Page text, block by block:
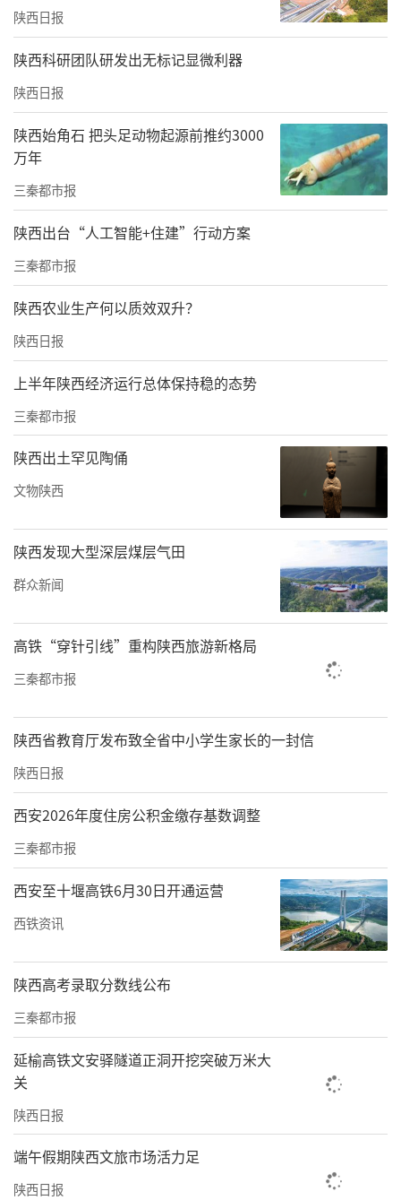
一个优势学科，实现从“输血”到“造血”的
根本性转变，最终为镇巴锻造一支“带不
走”的高水平医疗人才队伍，以实际行动践行
人民军医为人民的根本宗旨。
张文春代表镇巴县委、县政府及全县人民，对
西京医院长期以来的深切关怀与倾力支持表示
衷心感谢。他谈到，今年以来，西京医院已连
续派出两批巡回医疗队深入镇巴，开展学术讲
座、义诊查房等系列活动，让山区群众足不出
县便能享受到国内顶尖的诊疗服务，真切感受
到了党的温暖与军队的深情。镇巴地处大巴山
腹地，山高路远，群众就医殊为不易。此次在
省卫健委与西京医院的鼎力支持下，双方正式
确立对口帮扶关系，这为破解当地群众“看病
难”问题带来了历史性机遇。镇巴县必将倍加
珍惜这一宝贵平台，全力做好服务保障，让西
京医院的专家智慧与技术优势在镇巴得到最大
程度的释放。同时，将积极选派本土业务骨干
赴西京医院进修学习，务求将先进的医疗技术
与管理理念“引回来、扎下根”，真正造福镇
巴人民。
县卫健局负责人在交流中表示，镇巴县各级医
疗机构必须牢牢把握这一重大机遇，充分依托
西京医院作为军队顶级三甲医院的资源优势，
着力在人员培训、技术带教、学科建设等方面
深化合作。要确保在对口帮扶期内，实现县域
医疗技术水平的显著提升与医疗安全体系的坚
实保障，全方位满足人民群众日益增长的健康
需求，为守护镇巴广大人民群众的身心健康筑
起坚实屏障。
会谈结束后，张文春一行参观了医院院史陈列
馆、临床技能培训中心和门诊MDT会诊中心，
深入学习了西京医院光荣的革命传统、厚重的
历史积淀与卓越的临床教学体系。
据悉，为将帮扶工作落到实处，西京医院已计
划于12月初，精心选派5名业务技术骨干奔赴镇
巴，开展为期一年的驻点帮扶。此举标志着两
地的医疗协作迈入常态化、深层次的新阶段，
必将为健康镇巴建设注入强劲动力，续写军民
陕西日报
陕西科研团队研发出无标记显微利器
陕西日报
陕西始角石 把头足动物起源前推约3000
万年
三秦都市报
陕西出台“人工智能+住建”行动方案
三秦都市报
陕西农业生产何以质效双升？
陕西日报
上半年陕西经济运行总体保持稳的态势
三秦都市报
陕西出土罕见陶俑
文物陕西
陕西发现大型深层煤层气田
群众新闻
高铁“穿针引线”重构陕西旅游新格局
三秦都市报
陕西省教育厅发布致全省中小学生家长的一封信
陕西日报
西安2026年度住房公积金缴存基数调整
三秦都市报
西安至十堰高铁6月30日开通运营
西铁资讯
陕西高考录取分数线公布
三秦都市报
延榆高铁文安驿隧道正洞开挖突破万米大
关
陕西日报
端午假期陕西文旅市场活力足
陕西日报